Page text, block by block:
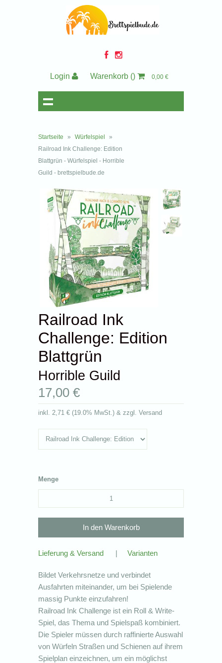
Login Warenkorb () 0,00 €
Startseite » Würfelspiel
»
Railroad Ink Challenge: Edition
Blattgrün - Würfelspiel - Horrible
Guild - brettspielbude.de
Railroad Ink
Challenge: Edition
Blattgrün
Horrible Guild
17,00 €
inkl. 2,71 € (19.0% MwSt.) & zzgl. Versand
Menge
Lieferung & Versand | Varianten
Bildet Verkehrsnetze und verbindet
Ausfahrten miteinander, um bei Spielende
massig Punkte einzufahren!
Railroad Ink Challenge ist ein Roll & Write-
Spiel, das Thema und Spielspaß kombiniert.
Die Spieler müssen durch raffinierte Auswahl
von Würfeln Straßen und Schienen auf ihrem
Spielplan einzeichnen, um ein möglichst